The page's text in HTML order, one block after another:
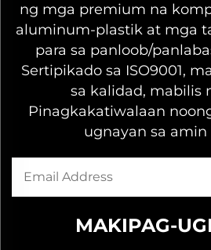
ng mga premium na
aluminum-plastik at mga
para sa panloob/
Sertipikado sa ISO9001,
sa kalidad, mabilis
Pinagkakatiwalaan
ugnayan sa amin
MAKIPAG-